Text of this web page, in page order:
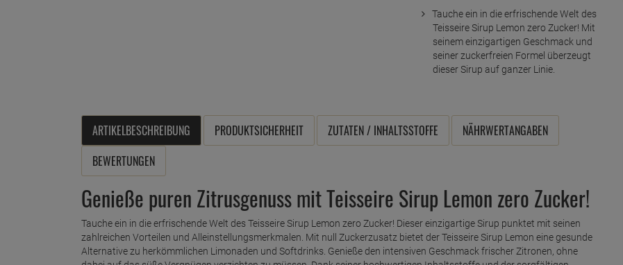
Tauche ein in die erfrischende Welt des
Teisseire Sirup Lemon zero Zucker! Mit
seinem einzigartigen Geschmack und
seiner zuckerfreien Formel überzeugt
dieser Sirup auf ganzer Linie.
ARTIKELBESCHREIBUNG PRODUKTSICHERHEIT ZUTATEN / INHALTSSTOFFE
NÄHRWERTANGABEN
BEWERTUNGEN
Genieße puren Zitrusgenuss mit Teisseire Sirup Lemon zero Zucker!
Tauche ein in die erfrischende Welt des Teisseire Sirup Lemon zero Zucker! Dieser einzigartige Sirup punktet mit seinen
zahlreichen Vorteilen und Alleinstellungsmerkmalen. Mit null Zuckerzusatz bietet der Teisseire Sirup Lemon eine gesunde
Alternative zu herkömmlichen Limonaden und Softdrinks. Genieße den intensiven Geschmack frischer Zitronen, ohne